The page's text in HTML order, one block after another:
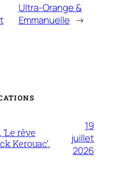
Ultra-Orange &
Emmanuelle →
rêve
Kerouac’.
19
juillet
2026